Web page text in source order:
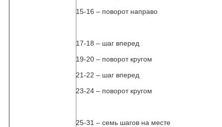
15-16 – поворот направо
17-18 – шаг вперед
19-20 – поворот кругом
21-22 – шаг вперед
23-24 – поворот кругом
25-31 – семь шагов на месте